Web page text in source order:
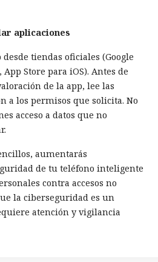
aplicaciones
tiendas oficiales (Google
Store para iOS). Antes de
de la app, lee las
a los permisos que solicita. No
acceso a datos que no
aumentarás
de tu teléfono inteligente
contra accesos no
la ciberseguridad es un
atención y vigilancia